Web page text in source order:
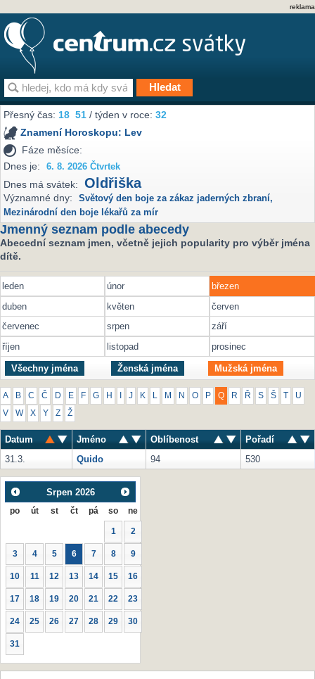
reklama
Přesný čas:18 51 / týden v roce:32
Znamení Horoskopu: Lev
Fáze měsíce:
Dnes je:
6. 8. 2026 Čtvrtek
Dnes má svátek: Oldřiška
Významné dny: Světový den boje za zákaz jaderných zbraní,
Mezinárodní den boje lékařů za mír
Jmenný seznam podle abecedy
Abecední seznam jmen, včetně jejich popularity pro výběr jména
dítě.
leden únor
březen
duben
květen
červen
červenec
srpen
září
říjen
listopad prosinec
Všechny jména Ženská jména Mužská jména
A B C Č D E F G H J K M N O P Q R Ř S Š U
V W X Y Z Ž
Datum Jméno Oblíbenost
Pořadí
31.3.
Quido 94 530
Srpen 2026
po út st čt pá so ne
1 2
3 4 5 6 7 8 9
10 11 12 13 14 15 16
17 18 19 20 21 22 23
24 25 26 27 28 29 30
31